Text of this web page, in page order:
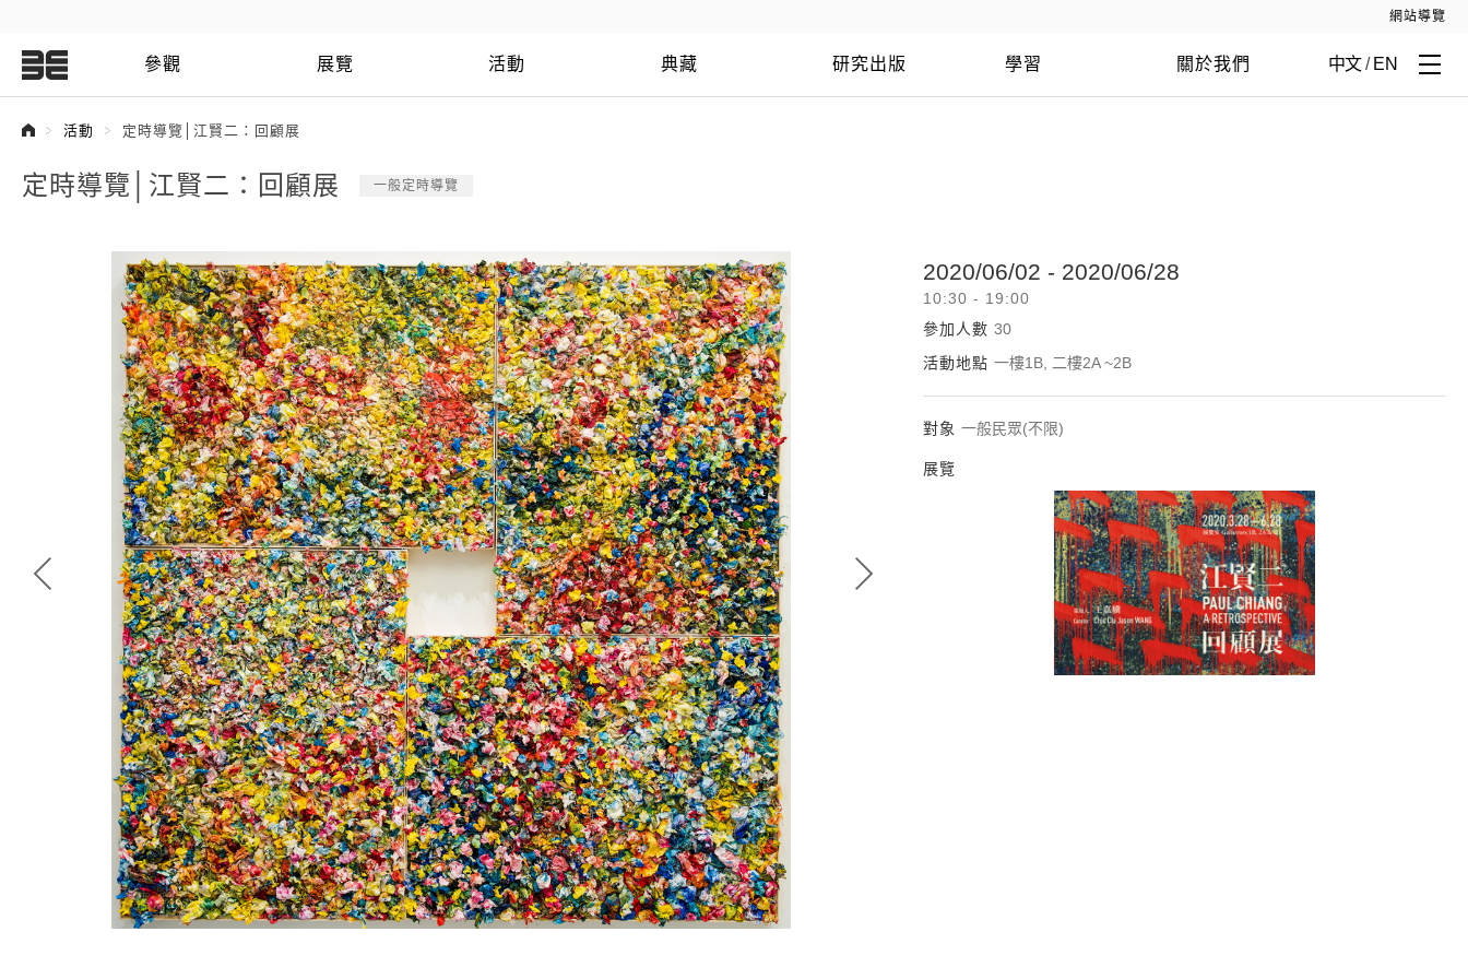
網站導覽
參觀 展覽 活動 典藏 研究出版 學習 關於我們 中文 / EN
活動 定時導覽│江賢二：回顧展
定時導覽│江賢二：回顧展 一般定時導覽
2020/06/02 - 2020/06/28
10:30 - 19:00
參加人數 30
活動地點 一樓1B, 二樓2A ~2B
對象 一般民眾(不限)
展覽
江賢二：回顧展